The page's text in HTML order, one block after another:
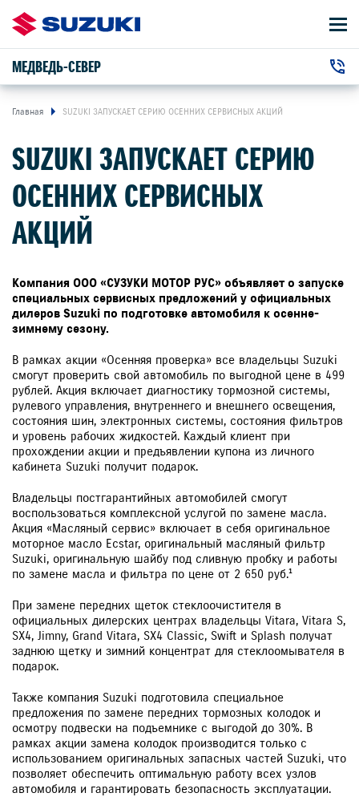
МЕДВЕДЬ-СЕВЕР
, 19Д
Автосалон:
Сервис:
+7 (391) 220-45-44
АВТОМОБИЛИ
ВЛАДЕЛЬЦАМ
О КОМПАНИИ
КОНТАКТЫ
НОВОСТИ
ЗАКАЗАТЬ ЗВОНОК
Главная SUZUKI ЗАПУСКАЕТ СЕРИЮ ОСЕННИХ СЕРВИСНЫХ АКЦИЙ
SUZUKI ЗАПУСКАЕТ СЕРИЮ
ОСЕННИХ СЕРВИСНЫХ
АКЦИЙ
Компания ООО «СУЗУКИ МОТОР РУС» объявляет о запуске
специальных сервисных предложений у официальных
дилеров Suzuki по подготовке автомобиля к осенне-
зимнему сезону.
В рамках акции «Осенняя проверка» все владельцы Suzuki
смогут проверить свой автомобиль по выгодной цене в 499
рублей. Акция включает диагностику тормозной системы,
рулевого управления, внутреннего и внешнего освещения,
состояния шин, электронных системы, состояния фильтров
и уровень рабочих жидкостей. Каждый клиент при
прохождении акции и предъявлении купона из личного
кабинета Suzuki получит подарок.
Владельцы постгарантийных автомобилей смогут
воспользоваться комплексной услугой по замене масла.
Акция «Масляный сервис» включает в себя оригинальное
моторное масло Ecstar, оригинальный масляный фильтр
Suzuki, оригинальную шайбу под сливную пробку и работы
по замене масла и фильтра по цене от 2 650 руб.¹
При замене передних щеток стеклоочистителя в
официальных дилерских центрах владельцы Vitara, Vitara S,
SX4, Jimny, Grand Vitara, SX4 Classic, Swift и Splash получат
заднюю щетку и зимний концентрат для стеклоомывателя в
подарок.
Также компания Suzuki подготовила специальное
предложения по замене передних тормозных колодок и
осмотру подвески на подъемнике с выгодой до 30%. В
рамках акции замена колодок производится только с
использованием оригинальных запасных частей Suzuki, что
позволяет обеспечить оптимальную работу всех узлов
автомобиля и гарантировать безопасность эксплуатации.